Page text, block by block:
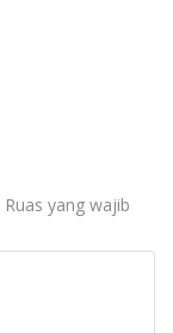
Ruas yang wajib